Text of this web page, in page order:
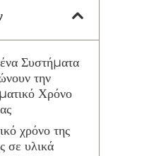
Συστήματα
την
Χρόνο
χρόνο της
σε υλικά